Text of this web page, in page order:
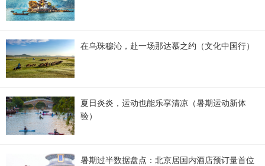
在乌珠穆沁，赴一场那达慕之约（文化中国行）
夏日炎炎，运动也能乐享清凉（暑期运动新体
验）
暑期过半数据盘点：北京居国内酒店预订量首位